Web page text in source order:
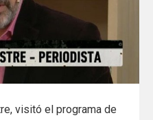
visitó el programa de